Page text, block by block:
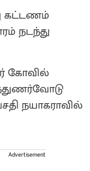
கட்டணம்
நடந்து
கோவில்
நயாகராவில்
Advertisement